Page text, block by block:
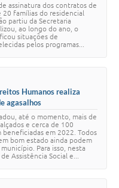
assinatura dos contratos de
20 famílias do residencial
partiu da Secretaria
ao longo do ano, o
situações de
pelos programas...
Humanos realiza
agasalhos
até o momento, mais de
e cerca de 100
em 2022. Todos
bom estado ainda podem
Para isso, nesta
Assistência Social e...